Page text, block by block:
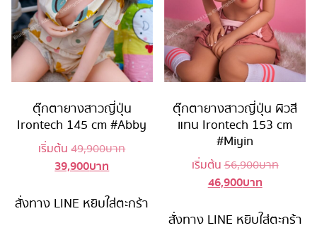
ตุ๊กตายางสาวญี่ปุ่น
Irontech 145 cm #Abby
เริ่มต้น49,900บาทOriginal
49,900 บาท.
39,900บาท
is:
สั่งทาง LINE หยิบใส่ตะกร้า
ตุ๊กตายางสาวญี่ปุ่น ผิวสี
แทน Irontech 153 cm
#Miyin
เริ่มต้น56,900บาทOriginal
56,900
46,900บาทCurrent
is:
สั่งทาง LINE หยิบใส่ตะกร้า